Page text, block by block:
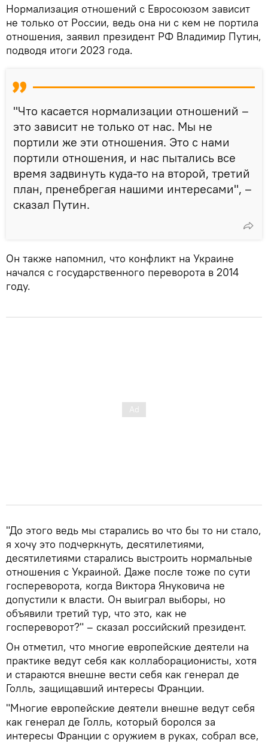
Нормализация отношений с Евросоюзом зависит
не только от России, ведь она ни с кем не портила
отношения, заявил президент РФ Владимир Путин,
подводя итоги 2023 года.
"Что касается нормализации отношений –
это зависит не только от нас. Мы не
портили же эти отношения. Это с нами
портили отношения, и нас пытались все
время задвинуть куда-то на второй, третий
план, пренебрегая нашими интересами", –
сказал Путин.
Он также напомнил, что конфликт на Украине
начался с государственного переворота в 2014
году.
"До этого ведь мы старались во что бы то ни стало,
я хочу это подчеркнуть, десятилетиями,
десятилетиями старались выстроить нормальные
отношения с Украиной. Даже после тоже по сути
госпереворота, когда Виктора Януковича не
допустили к власти. Он выиграл выборы, но
объявили третий тур, что это, как не
госпереворот?" – сказал российский президент.
Он отметил, что многие европейские деятели на
практике ведут себя как коллаборационисты, хотя
и стараются внешне вести себя как генерал де
Голль, защищавший интересы Франции.
"Многие европейские деятели внешне ведут себя
как генерал де Голль, который боролся за
интересы Франции с оружием в руках, собрал все,